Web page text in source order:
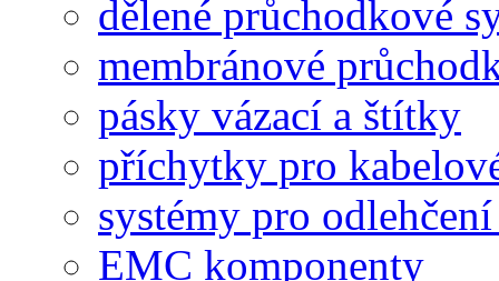
dělené průchodkové
membránové
pásky vázací a štítky
příchytky pro
systémy pro
EMC komponenty